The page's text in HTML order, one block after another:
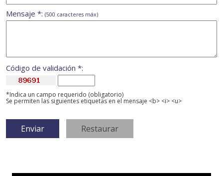
Mensaje *: (500 caracteres máx)
Código de validación *:
*Indica un campo requerido (obligatorio)
Se permiten las siguientes etiquetas en el mensaje <b> <i> <u>